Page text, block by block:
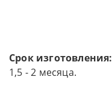
Срок изготовления:
1,5 - 2 месяца.